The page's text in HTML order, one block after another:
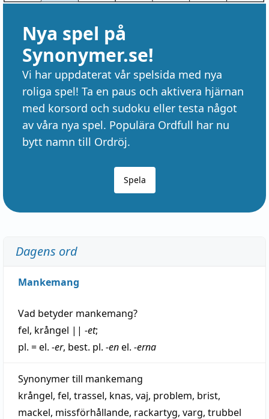
Nya spel på
Synonymer.se!
Vi har uppdaterat vår spelsida med nya
roliga spel! Ta en paus och aktivera hjärnan
med korsord och sudoku eller testa något
av våra nya spel. Populära Ordfull har nu
bytt namn till Ordröj.
Spela
Dagens ord
Mankemang
Vad betyder mankemang?
fel, krångel || -et;
pl. = el. -er, best. pl. -enel. -erna
Synonymer till mankemang
krångel, fel, trassel, knas, vaj, problem, brist,
mackel, missförhållande, rackartyg, varg, trubbel